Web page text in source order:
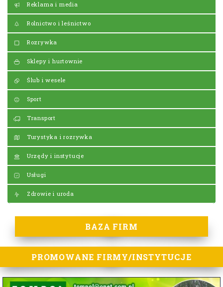
Reklama i media
Rolnictwo i leśnictwo
Rozrywka
Sklepy i hurtownie
Ślub i wesele
Sport
Transport
Turystyka i rozrywka
Urzędy i instytucje
Usługi
Zdrowie i uroda
BAZA FIRM
PROMOWANE FIRMY/INSTYTUCJE